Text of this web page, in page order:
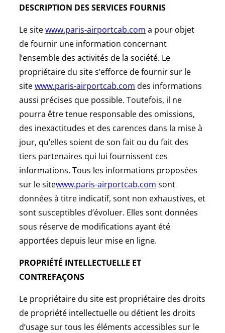
DESCRIPTION DES SERVICES FOURNIS
Le sitewww.paris-airportcab.com a pour objet
de fournir une information concernant
l’ensemble des activités de la société. Le
propriétaire du site s’efforce de fournir sur le
sitewww.paris-airportcab.com des informations
aussi précises que possible. Toutefois, il ne
pourra être tenue responsable des omissions,
des inexactitudes et des carences dans la mise à
jour, qu’elles soient de son fait ou du fait des
tiers partenaires qui lui fournissent ces
informations. Tous les informations proposées
sur le sitewww.paris-airportcab.com sont
données à titre indicatif, sont non exhaustives, et
sont susceptibles d’évoluer. Elles sont données
sous réserve de modifications ayant été
apportées depuis leur mise en ligne.
PROPRIÉTÉ INTELLECTUELLE ET
CONTREFAÇONS
Le propriétaire du site est propriétaire des droits
de propriété intellectuelle ou détient les droits
d’usage sur tous les éléments accessibles sur le